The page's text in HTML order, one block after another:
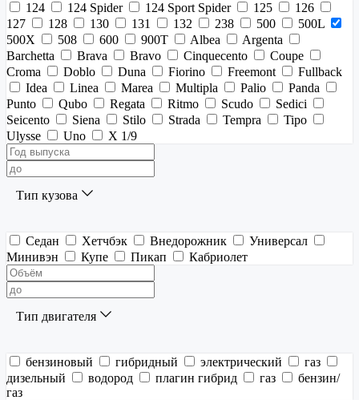
124 124 Spider 124 Sport Spider 125
126
127
128 130 131 132 238 500
500L
500X
508 600 900T Albea
Argenta
Barchetta
Brava Bravo Cinquecento
Coupe
Croma
Doblo Duna Fiorino Freemont
Fullback
Idea
Linea Marea Multipla Palio
Panda
Punto
Qubo Regata Ritmo Scudo
Sedici
Seicento
Siena Stilo Strada Tempra
Tipo
Ulysse
Uno X 1/9
Тип кузова
Седан Хетчбэк Внедорожник
Универсал
Минивэн
Купе Пикап Кабриолет
Тип двигателя
бензиновый гибридный электрический
газ
дизельный
водород плагин гибрид газ
бензин/
газ